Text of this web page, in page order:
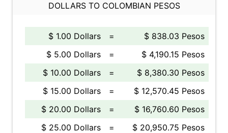
DOLLARS TO COLOMBIAN PESOS
$ 1.00 Dollars =
$ 838.03 Pesos
$ 5.00 Dollars
=
$ 4,190.15 Pesos
$ 10.00 Dollars
=
$ 8,380.30 Pesos
$ 15.00 Dollars
=
$ 12,570.45 Pesos
$ 20.00 Dollars
=
$ 16,760.60 Pesos
$ 25.00 Dollars
=
$ 20,950.75 Pesos